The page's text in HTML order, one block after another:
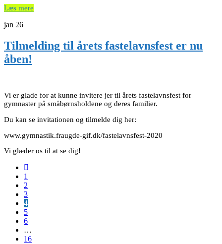
Læs mere
jan 26
Tilmelding til årets fastelavnsfest er nu
åben!
Vi er glade for at kunne invitere jer til årets fastelavnsfest for
gymnaster på småbørnsholdene og deres familier.
Du kan se invitationen og tilmelde dig her:
www.gymnastik.fraugde-gif.dk/fastelavnsfest-2020
Vi glæder os til at se dig!
1
2
3
4
5
6
…
16